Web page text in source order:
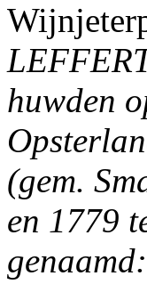
huwden
(gem.
en 1779